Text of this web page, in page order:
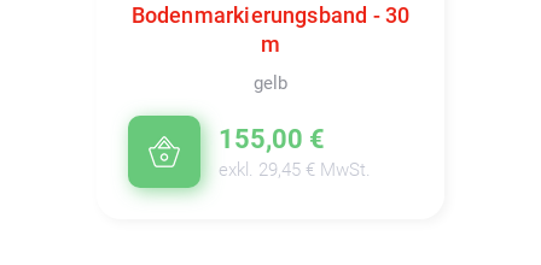
Bodenmarkierungsband - 30
m
gelb
155,00 €
exkl. 29,45 € MwSt.